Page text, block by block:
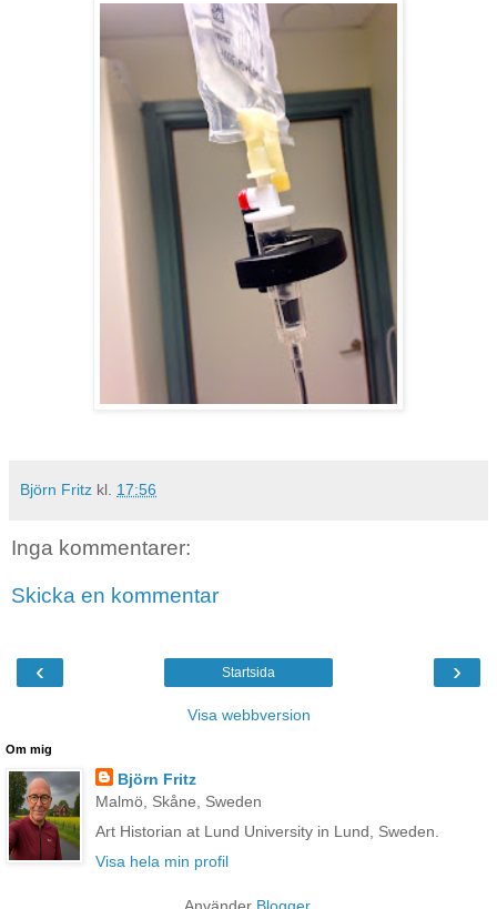
Björn Fritz kl. 17:56
Inga kommentarer:
Skicka en kommentar
‹ ›
Startsida
Visa webbversion
Om mig
Björn Fritz
Malmö, Skåne, Sweden
Art Historian at Lund University in Lund, Sweden.
Visa hela min profil